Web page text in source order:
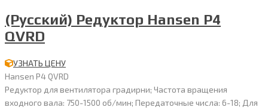
(Русский) Редуктор Hansen P4
QVRD
УЗНАТЬ ЦЕНУ
Hansen P4 QVRD
Редуктор для вентилятора градирни; Частота вращения
входного вала: 750-1500 об/мин; Передаточные числа: 6-18; Для